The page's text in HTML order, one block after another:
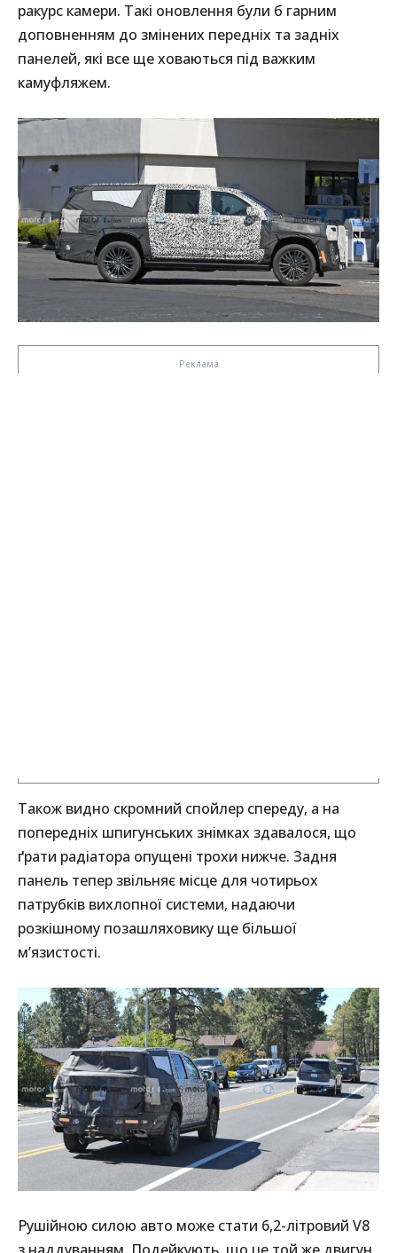
ракурс камери. Такі оновлення були б гарним
доповненням до змінених передніх та задніх
панелей, які все ще ховаються під важким
камуфляжем.
Також видно скромний спойлер спереду, а на
попередніх шпигунських знімках здавалося, що
ґрати радіатора опущені трохи нижче. Задня
панель тепер звільняє місце для чотирьох
патрубків вихлопної системи, надаючи
розкішному позашляховику ще більшої
м’язистості.
Рушійною силою авто може стати 6,2-літровий V8